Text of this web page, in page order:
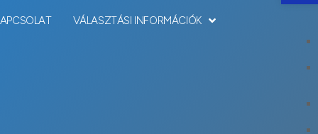
VÁLASZTÁSI INFORMÁCIÓK